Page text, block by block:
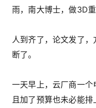
雨，南大博士，做3D重
人到齐了，论文发了
断了。
一天早上，云厂商一
且加了预算也未必能排